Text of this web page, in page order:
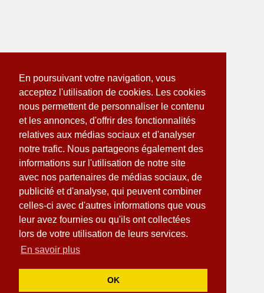
En poursuivant votre navigation, vous
acceptez l'utilisation de cookies. Les cookies
nous permettent de personnaliser le contenu
et les annonces, d'offrir des fonctionnalités
relatives aux médias sociaux et d'analyser
notre trafic. Nous partageons également des
informations sur l'utilisation de notre site
avec nos partenaires de médias sociaux, de
publicité et d'analyse, qui peuvent combiner
celles-ci avec d'autres informations que vous
leur avez fournies ou qu'ils ont collectées
lors de votre utilisation de leurs services.
En savoir plus
OK